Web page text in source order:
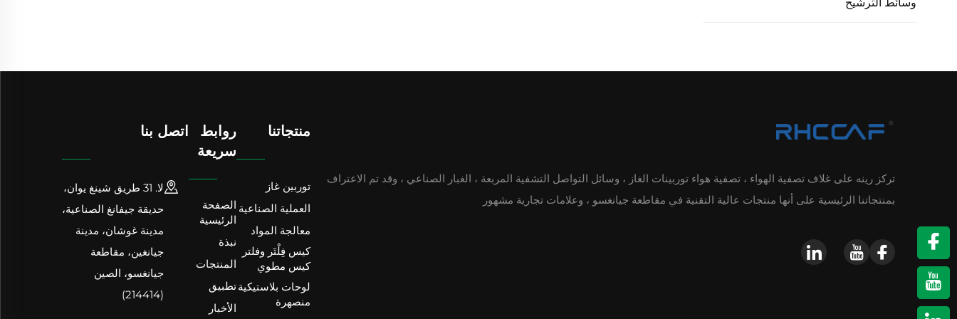
تركز رينه على غلاف تصفية الهواء ، تصفية هواء توربينات الغاز ، وسائل التواصل التشفية المربعة ، الغبار الصناعي ، وقد تم الاعتراف
بمنتجاتنا الرئيسية على أنها منتجات عالية التقنية في مقاطعة جيانغسو ، وعلامات تجارية مشهور
منتجاتنا
توربين غاز
العملية الصناعية
معالجة المواد
كيس فِلْتَر وفلتر
كيس مطوي
لوحات بلاستيكية
منصهرة
روابط
سريعة
الصفحة
الرئيسية
نبذة
المنتجات
تطبيق
الأخبار
اتصل بنا
لا. 31 طريق شينغ يوان،
حديقة جيفانغ الصناعية،
مدينة غوشان، مدينة
جيانغين، مقاطعة
جيانغسو، الصين
(214414)